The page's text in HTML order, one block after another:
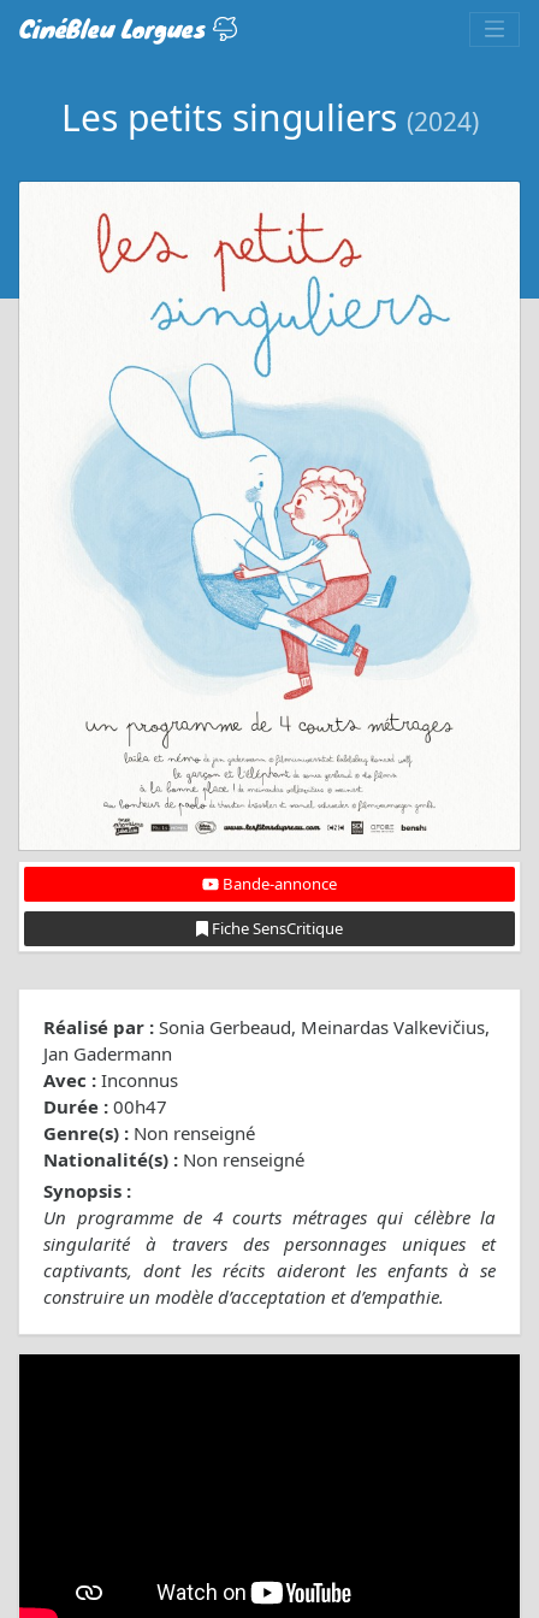
CinéBleu Lorgues
Les petits singuliers (2024)
Bande-annonce
Fiche SensCritique
Réalisé par : Sonia Gerbeaud, Meinardas Valkevičius,
Jan Gadermann
Avec : Inconnus
Durée : 00h47
Genre(s) : Non renseigné
Nationalité(s) : Non renseigné
Synopsis :
Un programme de 4 courts métrages qui célèbre la
singularité à travers des personnages uniques et
captivants, dont les récits aideront les enfants à se
construire un modèle d’acceptation et d’empathie.